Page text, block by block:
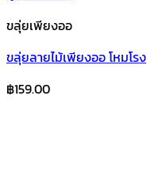
ขลุ่ยเพียงออ
ขลุ่ยลายไม้เพียงออ โหมโรง
฿159.00